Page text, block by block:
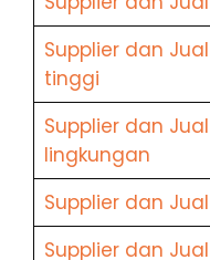
Supplier dan
tinggi
Supplier dan
lingkungan
Supplier dan
Supplier dan